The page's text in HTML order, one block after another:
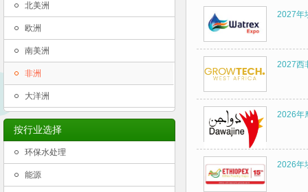
北美洲
欧洲
南美洲
非洲
大洋洲
按行业选择
环保水处理
能源
2027年
2027西
2026年
2026年